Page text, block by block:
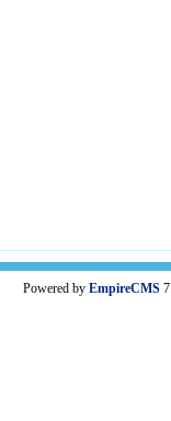
Powered by EmpireCMS